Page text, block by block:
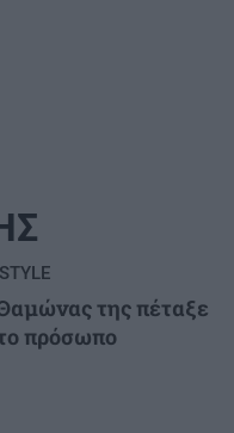
της πέταξε
πρόσωπο